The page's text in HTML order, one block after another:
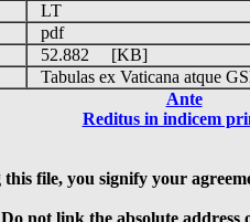
LT
pdf
52.882 [KB]
Tabulas ex Vaticana atque
Ante
Reditus in indicem
file, you signify your
Do not link the absolute address